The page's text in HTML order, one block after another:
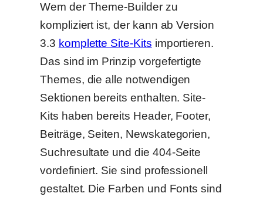
Wem der Theme-Builder zu
kompliziert ist, der kann ab Version
3.3 komplette Site-Kits importieren.
Das sind im Prinzip vorgefertigte
Themes, die alle notwendigen
Sektionen bereits enthalten. Site-
Kits haben bereits Header, Footer,
Beiträge, Seiten, Newskategorien,
Suchresultate und die 404-Seite
vordefiniert. Sie sind professionell
gestaltet. Die Farben und Fonts sind